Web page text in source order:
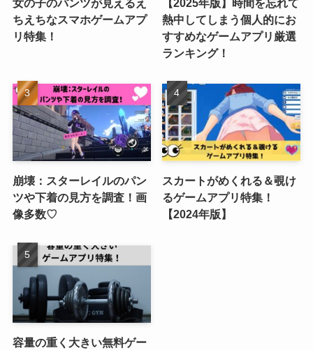
女の子のパンツが見えるえ
ちえちなスマホゲームアプ
リ特集！
【2025年版】時間を忘れて
熱中してしまう個人的にお
すすめなゲームアプリ厳選
ランキング！
崩壊：スターレイルのパン
ツや下着の見方を調査！画
像多数♡
スカートがめくれる＆覗け
るゲームアプリ特集！
【2024年版】
容量の重く大きい無料ゲー